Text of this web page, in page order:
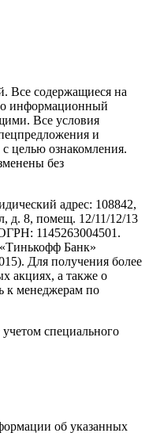
Все содержащиеся на
информационный
Все условия
и
целью ознакомления.
без
адрес: 108842,
д. 8, помещ. 12/11/12/13
1145263004501.
Банк»
Для получения более
акциях, а также о
к менеджерам по
специального
об указанных